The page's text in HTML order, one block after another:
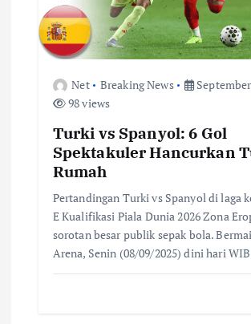
Net Breaking News
98 views
Turki vs Spanyol: 6 Gol
Spektakuler Hancurkan
Rumah
Pertandingan Turki vs Spanyol di laga
E Kualifikasi Piala Dunia 2026 Zona
sorotan besar publik sepak bola.
Arena, Senin (08/09/2025) dini hari